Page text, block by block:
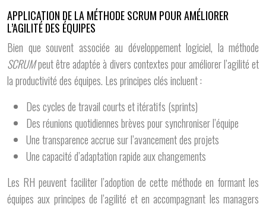
APPLICATION DE LA MÉTHODE SCRUM POUR AMÉLIORER
L’AGILITÉ DES ÉQUIPES
Bien que souvent associée au développement logiciel, la méthode
SCRUMpeut être adaptée à divers contextes pour améliorer l’agilité et
la productivité des équipes. Les principes clés incluent :
Des cycles de travail courts et itératifs (sprints)
Des réunions quotidiennes brèves pour synchroniser l’équipe
Une transparence accrue sur l’avancement des projets
Une capacité d’adaptation rapide aux changements
Les RH peuvent faciliter l’adoption de cette méthode en formant les
équipes aux principes de l’agilité et en accompagnant les managers